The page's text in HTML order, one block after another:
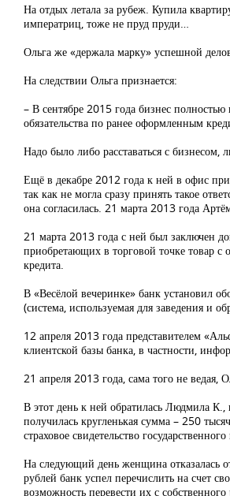
На отдых летала за рубеж. Купила
императриц, тоже не пруд пруди…
Ольга же «держала марку» успешной
На следствии Ольга признается:
– В сентябре 2015 года бизнес
обязательства по ранее оформленным
Надо было либо расставаться с бизнесом,
Ещё в декабре 2012 года к ней в офис
так как не могла сразу принять такое
она согласилась. 21 марта 2013 года
21 марта 2013 года с ней был заключен
приобретающих в торговой точке товар с
кредита.
В «Весёлой вечеринке» банк установил
(система, используемая для заведения и
12 апреля 2013 года представителем
клиентской базы банка, в частности,
21 апреля 2013 года, сама того не ведая,
В этот день к ней обратилась Людмила К.,
получилась кругленькая сумма – 250
страховое свидетельство
На следующий день женщина отказалась
рублей банк успел перечислить на счет
возможность перевести их с